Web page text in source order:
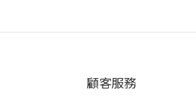
顧客服務